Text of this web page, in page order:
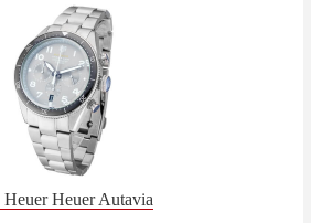
Heuer Heuer Autavia